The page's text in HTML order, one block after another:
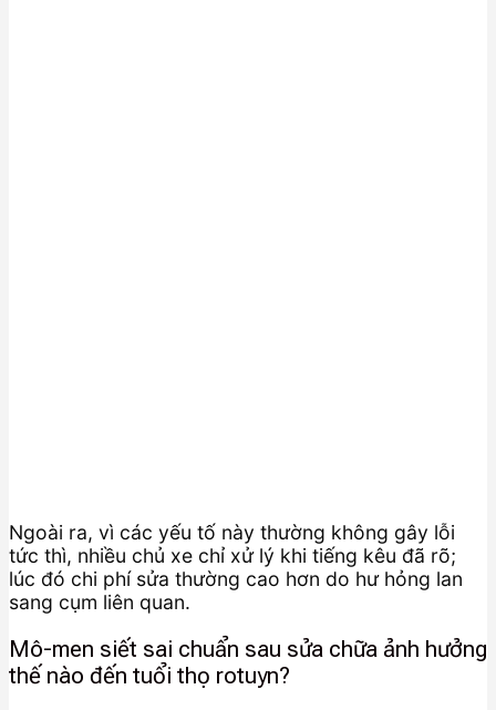
Ngoài ra, vì các yếu tố này thường không gây lỗi
tức thì, nhiều chủ xe chỉ xử lý khi tiếng kêu đã rõ;
lúc đó chi phí sửa thường cao hơn do hư hỏng lan
sang cụm liên quan.
Mô-men siết sai chuẩn sau sửa chữa ảnh hưởng
thế nào đến tuổi thọ rotuyn?